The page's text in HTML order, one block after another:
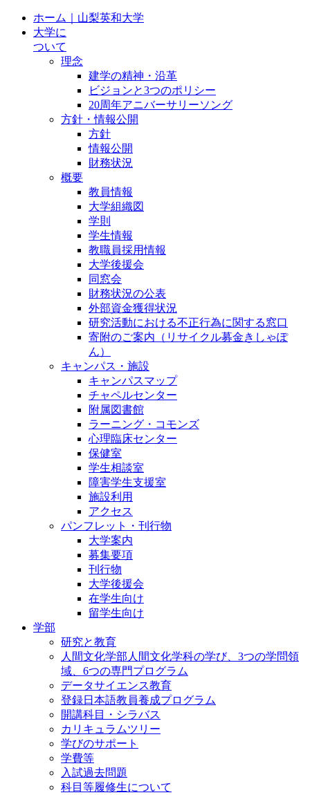
ホーム｜山梨英和大学
大学に
ついて
理念
建学の精神・沿革
ビジョンと3つのポリシー
20周年アニバーサリーソング
方針・情報公開
方針
情報公開
財務状況
概要
教員情報
大学組織図
学則
学生情報
教職員採用情報
大学後援会
同窓会
財務状況の公表
外部資金獲得状況
研究活動における不正行為に関する窓口
寄附のご案内（リサイクル募金きしゃぽ
ん）
キャンパス・施設
キャンパスマップ
チャペルセンター
附属図書館
ラーニング・コモンズ
心理臨床センター
保健室
学生相談室
障害学生支援室
施設利用
アクセス
パンフレット・刊行物
大学案内
募集要項
刊行物
大学後援会
在学生向け
留学生向け
学部
研究と教育
人間文化学部人間文化学科の学び、3つの学問領
域、6つの専門プログラム
データサイエンス教育
登録日本語教員養成プログラム
開講科目・シラバス
カリキュラムツリー
学びのサポート
学費等
入試過去問題
科目等履修生について